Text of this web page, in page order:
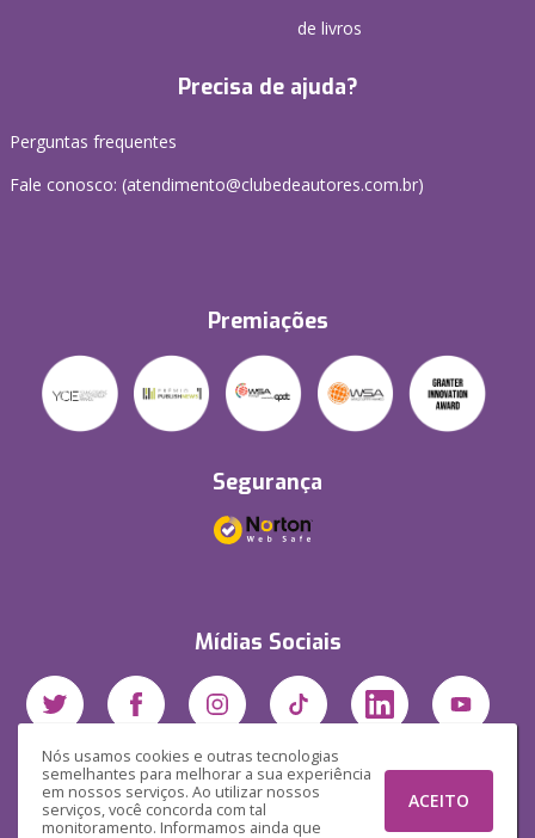
Nós usamos cookies e outras tecnologias
semelhantes para melhorar a sua experiência
em nossos serviços. Ao utilizar nossos
serviços, você concorda com tal
monitoramento. Informamos ainda que
ACEITO
de livros
Precisa de ajuda?
Perguntas frequentes
Fale conosco: (atendimento@clubedeautores.com.br)
Premiações
Segurança
Mídias Sociais